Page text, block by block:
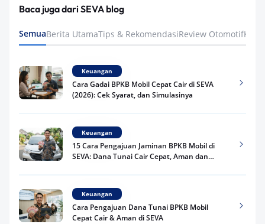
Baca juga dari SEVA blog
SemuaBerita UtamaTips & RekomendasiReview Otomotif
Keuangan
Cara Gadai BPKB Mobil Cepat Cair di SEVA
(2026): Cek Syarat, dan Simulasinya
Keuangan
15 Cara Pengajuan Jaminan BPKB Mobil di
SEVA: Dana Tunai Cair Cepat, Aman dan
Keuangan
Cara Pengajuan Dana Tunai BPKB Mobil
Cepat Cair & Aman di SEVA